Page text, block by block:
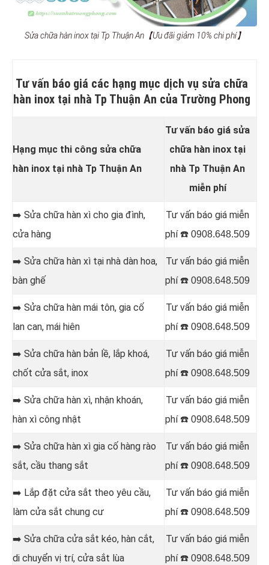
Sửa chữa hàn inox tại Tp Thuận An【Ưu đãi giảm 10% chi phí】
Tư vấn báo giá các hạng mục dịch vụ sửa chữa
hàn inox tại nhà Tp Thuận An của Trường Phong
Hạng mục thi công sửa chữa
hàn inox tại nhà Tp Thuận An
Tư vấn báo giá sửa
chữa hàn inox tại
nhà Tp Thuận An
miễn phí
➡️ Sửa chữa hàn xì cho gia đình,
cửa hàng
Tư vấn báo giá miễn
phí ☎️ 0908.648.509
➡️ Sửa chữa hàn xì tại nhà dàn hoa,
bàn ghế
Tư vấn báo giá miễn
phí ☎️ 0908.648.509
➡️ Sửa chữa hàn mái tôn, gia cố
lan can, mái hiên
Tư vấn báo giá miễn
phí ☎️ 0908.648.509
➡️ Sửa chữa hàn bản lề, lắp khoá,
chốt cửa sắt, inox
Tư vấn báo giá miễn
phí ☎️ 0908.648.509
➡️ Sửa chữa hàn xì, nhận khoán,
hàn xì công nhật
Tư vấn báo giá miễn
phí ☎️ 0908.648.509
➡️ Sửa chữa hàn xì gia cố hàng rào
sắt, cầu thang sắt
Tư vấn báo giá miễn
phí ☎️ 0908.648.509
➡️ Lắp đặt cửa sắt theo yêu cầu,
làm cửa sắt chung cư
Tư vấn báo giá miễn
phí ☎️ 0908.648.509
➡️ Sửa chữa cửa sắt kéo, hàn cắt,
di chuyển vị trí, cửa sắt lùa
Tư vấn báo giá miễn
phí ☎️ 0908.648.509